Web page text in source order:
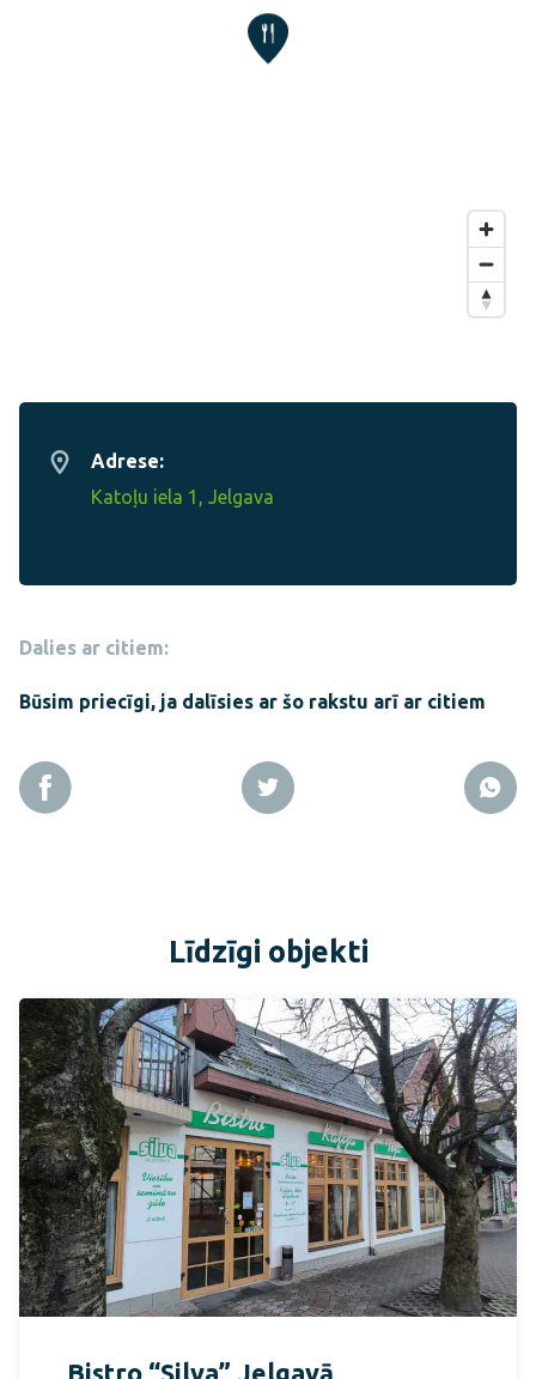
Adrese:
Katoļu iela 1, Jelgava
Dalies ar citiem:
Būsim priecīgi, ja dalīsies ar šo rakstu arī ar citiem
Līdzīgi objekti